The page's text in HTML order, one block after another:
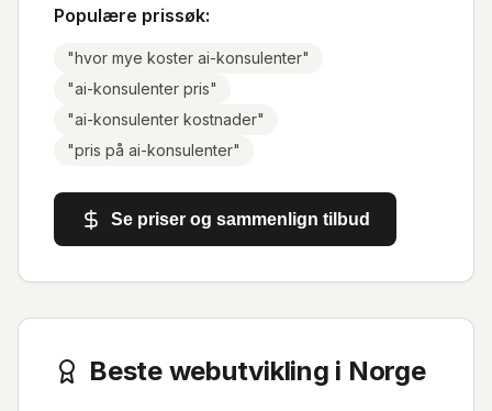
Populære prissøk:
"hvor mye koster ai-konsulenter"
"ai-konsulenter pris"
"ai-konsulenter kostnader"
"pris på ai-konsulenter"
Se priser og sammenlign tilbud
Beste webutvikling i Norge